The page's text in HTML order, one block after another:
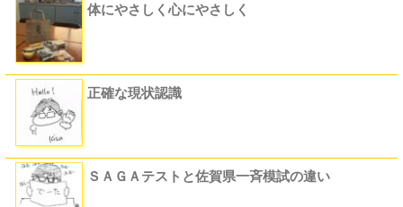
体にやさしく心にやさしく
正確な現状認識
ＳＡＧＡテストと佐賀県一斉模試の違い